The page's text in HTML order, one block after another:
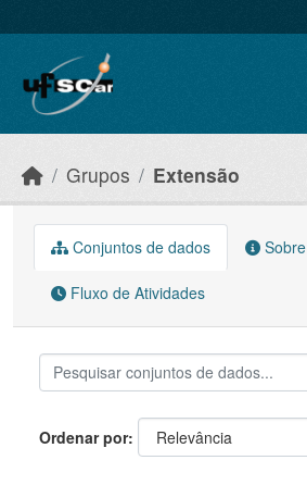
Grupos Extensão
Conjuntos de dados Sobre
Fluxo de Atividades
Ordenar por